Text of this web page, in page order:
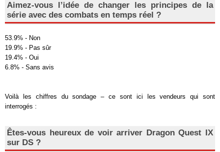
Aimez-vous l’idée de changer les principes de la
série avec des combats en temps réel ?
53.9% - Non
19.9% - Pas sûr
19.4% - Oui
6.8% - Sans avis
Voilà les chiffres du sondage – ce sont ici les vendeurs qui sont
interrogés :
Êtes-vous heureux de voir arriver Dragon Quest IX
sur DS ?